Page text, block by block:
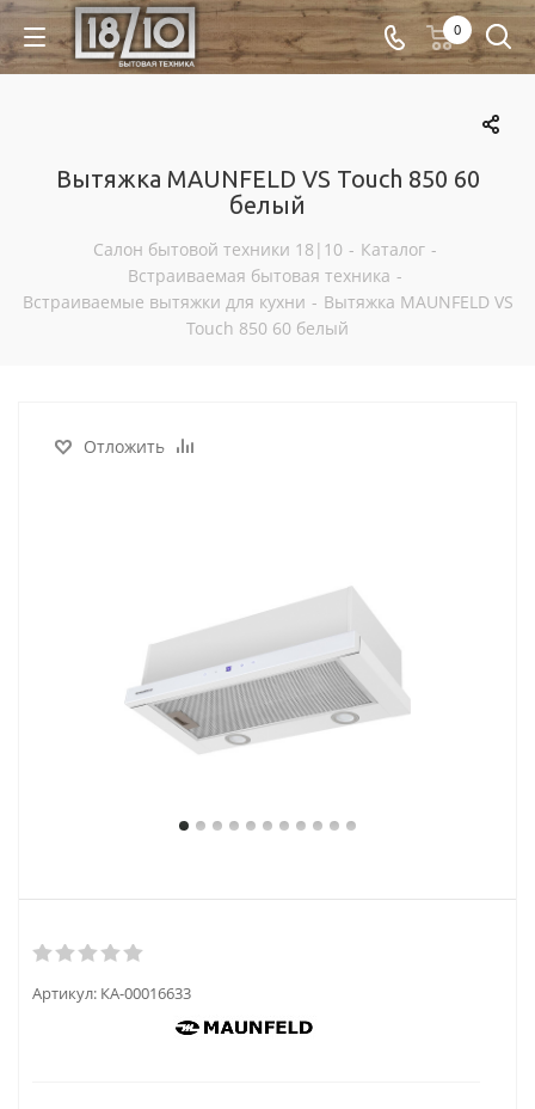
0
Вытяжка MAUNFELD VS Touch 850 60
белый
Салон бытовой техники 18|10 - Каталог -
Встраиваемая бытовая техника -
Встраиваемые вытяжки для кухни - Вытяжка MAUNFELD VS
Touch 850 60 белый
Отложить
Артикул: КА-00016633